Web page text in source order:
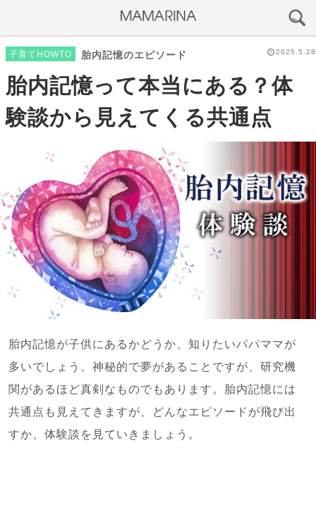
子育てHOWTO 胎内記憶のエピソード 2025.5.28
胎内記憶って本当にある？体
験談から見えてくる共通点
胎内記憶が子供にあるかどうか、知りたいパパママが
多いでしょう。神秘的で夢があることですが、研究機
関があるほど真剣なものでもあります。胎内記憶には
共通点も見えてきますが、どんなエピソードが飛び出
すか、体験談を見ていきましょう。